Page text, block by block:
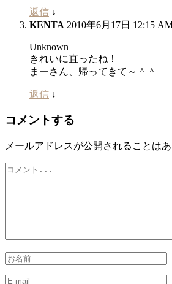
返信 ↓
KENTA 2010年6月17日 12:15
Unknown
きれいに直ったね！
まーさん、帰ってきて～＾＾
返信 ↓
コメントする
メールアドレスが公開されることはあ